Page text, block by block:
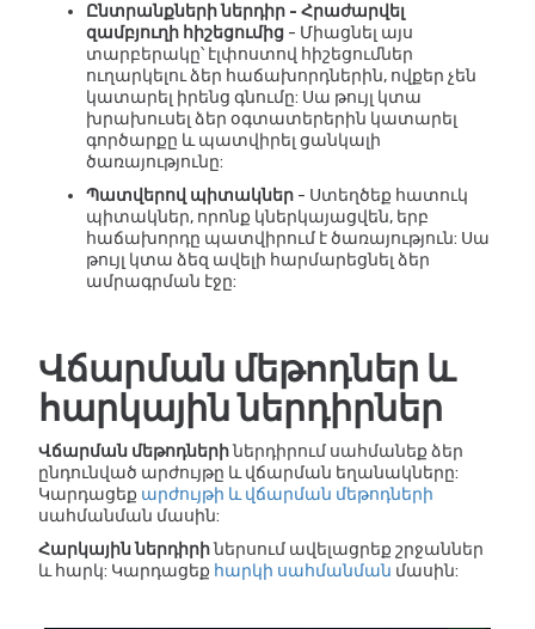
Ընտրանքների ներդիր - Հրաժարվել
զամբյուղի հիշեցումից - Միացնել այս
տարբերակը՝ էլփոստով հիշեցումներ
ուղարկելու ձեր հաճախորդներին, ովքեր չեն
կատարել իրենց գնումը: Սա թույլ կտա
խրախուսել ձեր օգտատերերին կատարել
գործարքը և պատվիրել ցանկալի
ծառայությունը:
Պատվերով պիտակներ - Ստեղծեք հատուկ
պիտակներ, որոնք կներկայացվեն, երբ
հաճախորդը պատվիրում է ծառայություն: Սա
թույլ կտա ձեզ ավելի հարմարեցնել ձեր
ամրագրման էջը:
Վճարման մեթոդներ և
հարկային ներդիրներ
Վճարման մեթոդներիներդիրում սահմանեք ձեր
ընդունված արժույթը և վճարման եղանակները:
Կարդացեք արժույթի և վճարման մեթոդների
սահմանման մասին:
Հարկային ներդիրիներսում ավելացրեք շրջաններ
և հարկ: Կարդացեք հարկի սահմանման մասին: